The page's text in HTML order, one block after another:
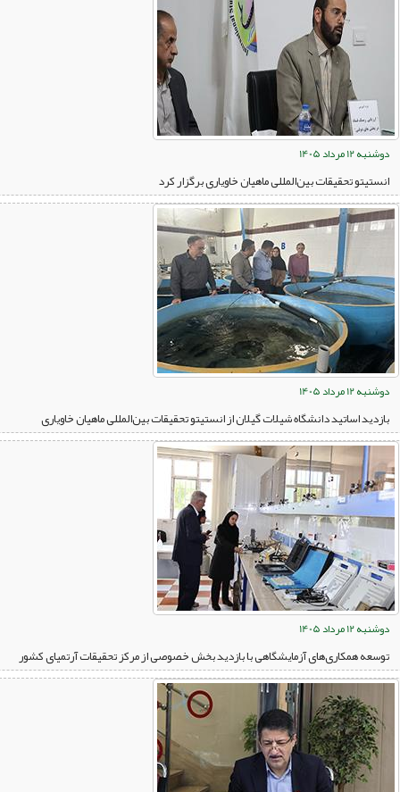
دوشنبه 12 مرداد 1405
انستیتو تحقیقات بین‌المللی ماهیان خاویاری برگزار کرد
دوشنبه 12 مرداد 1405
بازدید اساتید دانشگاه شیلات گیلان از انستیتو تحقیقات بین‌المللی ماهیان خاویاری
دوشنبه 12 مرداد 1405
توسعه همکاری‌های آزمایشگاهی با بازدید بخش خصوصی از مرکز تحقیقات آرتمیای کشور